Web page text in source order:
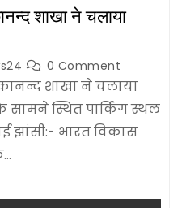
शाखा ने चलाया
0 Comment
शाखा ने चलाया
सामने स्थित पार्किंग स्थल
भारत विकास